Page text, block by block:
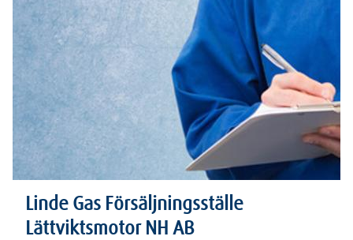
Linde Gas Försäljningsställe
Lättviktsmotor NH AB